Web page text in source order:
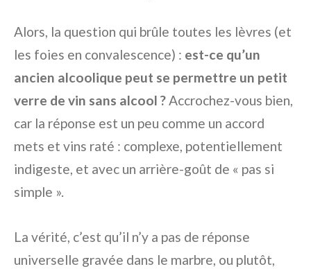
Alors, la question qui brûle toutes les lèvres (et
les foies en convalescence) : est-ce qu’un
ancien alcoolique peut se permettre un petit
verre de vin sans alcool ?Accrochez-vous bien,
car la réponse est un peu comme un accord
mets et vins raté : complexe, potentiellement
indigeste, et avec un arrière-goût de « pas si
simple ».
La vérité, c’est qu’il n’y a pas de réponse
universelle gravée dans le marbre, ou plutôt,